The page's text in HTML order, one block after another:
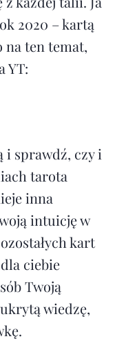
2020 – kartą
na ten temat,
YT:
i sprawdź, czy i
tarota
inna
intuicję w
kart
ciebie
Twoją
wiedzę,